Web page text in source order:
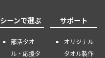
シーンで選ぶ
部活タオ
ル・応援タ
サポート
オリジナル
タオル製作